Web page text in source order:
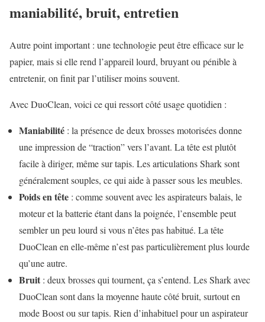
maniabilité, bruit, entretien
Autre point important : une technologie peut être efficace sur le
papier, mais si elle rend l’appareil lourd, bruyant ou pénible à
entretenir, on finit par l’utiliser moins souvent.
Avec DuoClean, voici ce qui ressort côté usage quotidien :
Maniabilité : la présence de deux brosses motorisées donne
une impression de “traction” vers l’avant. La tête est plutôt
facile à diriger, même sur tapis. Les articulations Shark sont
généralement souples, ce qui aide à passer sous les meubles.
Poids en tête : comme souvent avec les aspirateurs balais, le
moteur et la batterie étant dans la poignée, l’ensemble peut
sembler un peu lourd si vous n’êtes pas habitué. La tête
DuoClean en elle-même n’est pas particulièrement plus lourde
qu’une autre.
Bruit : deux brosses qui tournent, ça s’entend. Les Shark avec
DuoClean sont dans la moyenne haute côté bruit, surtout en
mode Boost ou sur tapis. Rien d’inhabituel pour un aspirateur